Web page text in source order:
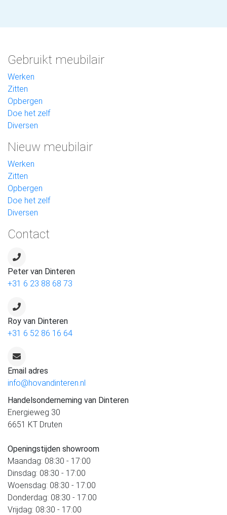
Gebruikt meubilair
Werken
Zitten
Opbergen
Doe het zelf
Diversen
Nieuw meubilair
Werken
Zitten
Opbergen
Doe het zelf
Diversen
Contact
Peter van Dinteren
+31 6 23 88 68 73
Roy van Dinteren
+31 6 52 86 16 64
Email adres
info@hovandinteren.nl
Handelsonderneming van Dinteren
Energieweg 30
6651 KT Druten
Openingstijden showroom
Maandag: 08:30 - 17:00
Dinsdag: 08:30 - 17:00
Woensdag: 08:30 - 17:00
Donderdag: 08:30 - 17:00
Vrijdag: 08:30 - 17:00